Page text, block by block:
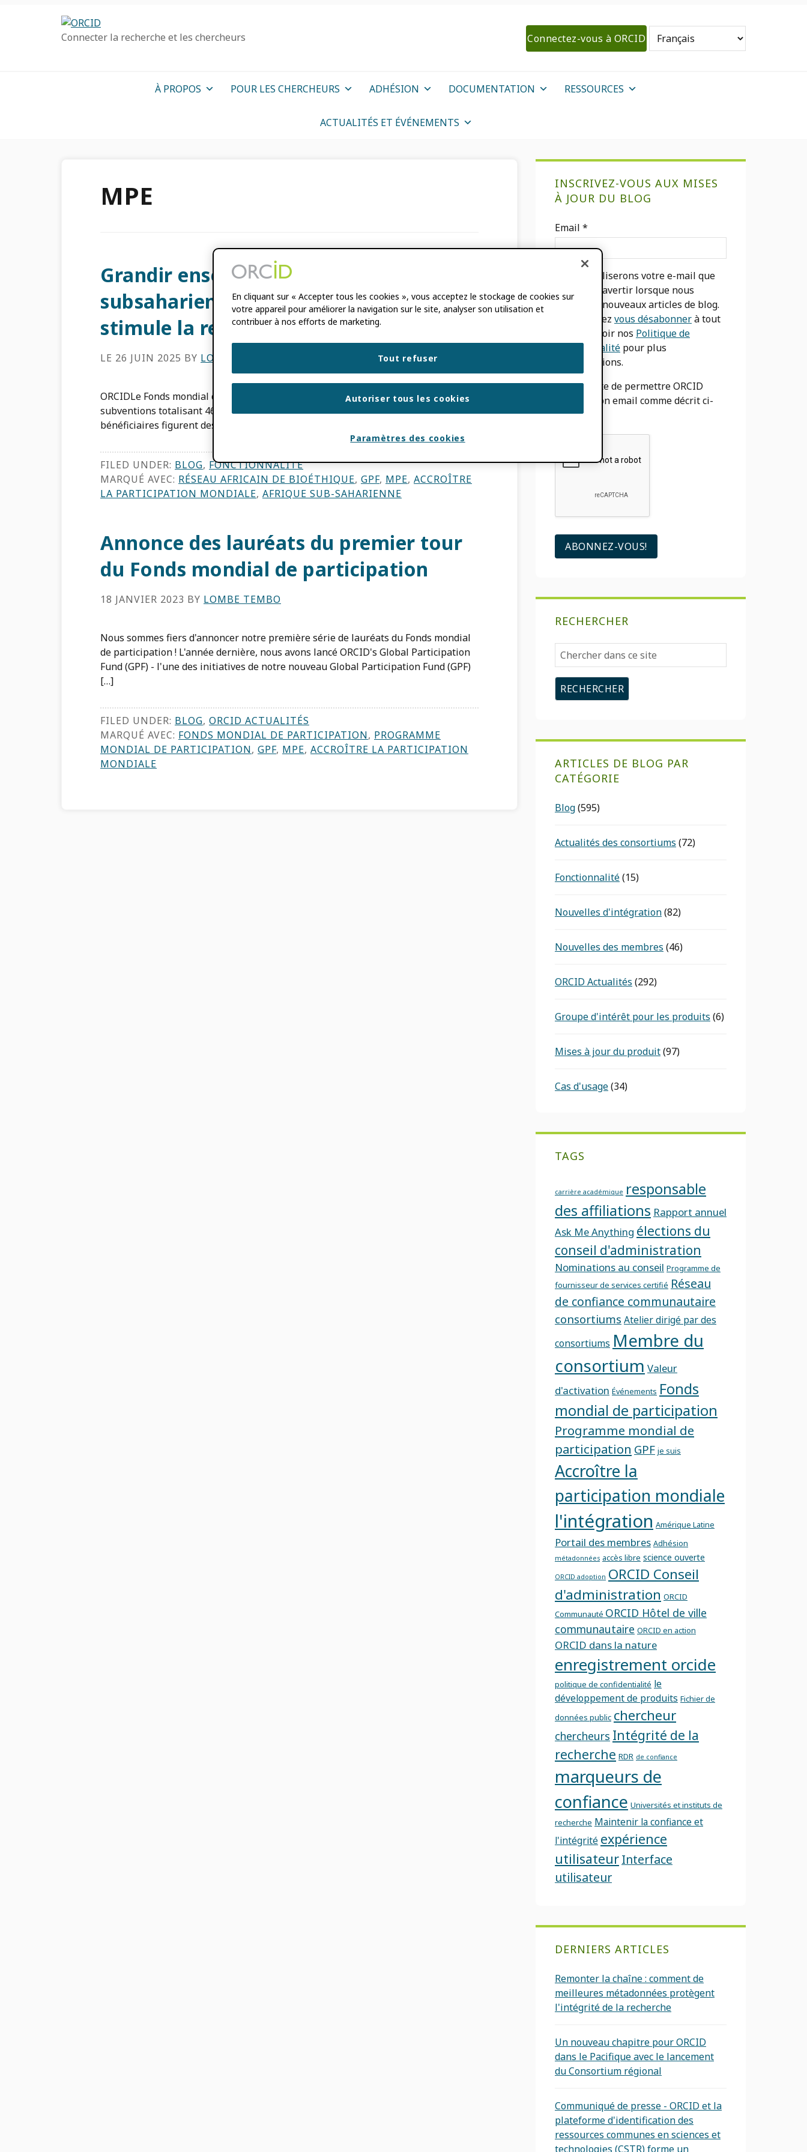
Connecter la recherche et les chercheurs Connectez-vous à ORCID
À PROPOS POUR LES CHERCHEURS ADHÉSION DOCUMENTATION RESSOURCES
ACTUALITÉS ET ÉVÉNEMENTS
MPE
Grandir ensemble en Afrique
subsaharienne : ORCID L'adoption
stimule la recherche en bioéthique
LE 26 JUIN 2025 BY LOMBE TEMBO
ORCIDLe Fonds mondial de participation, lancé en 2022, a distribué à ce jour 26
subventions totalisant 465,000 17 dollars à XNUMX pays du Sud. Parmi les
bénéficiaires figurent des organisations de pays à faible et moyen revenu […]
FILED UNDER: BLOG, FONCTIONNALITÉ
MARQUÉ AVEC: RÉSEAU AFRICAIN DE BIOÉTHIQUE, GPF, MPE, ACCROÎTRE
LA PARTICIPATION MONDIALE, AFRIQUE SUB-SAHARIENNE
Annonce des lauréats du premier tour
du Fonds mondial de participation
18 JANVIER 2023 BY LOMBE TEMBO
Nous sommes fiers d'annoncer notre première série de lauréats du Fonds mondial
de participation ! L'année dernière, nous avons lancé ORCID's Global Participation
Fund (GPF) - l'une des initiatives de notre nouveau Global Participation Fund (GPF)
[…]
FILED UNDER: BLOG, ORCID ACTUALITÉS
MARQUÉ AVEC: FONDS MONDIAL DE PARTICIPATION, PROGRAMME
MONDIAL DE PARTICIPATION, GPF, MPE, ACCROÎTRE LA PARTICIPATION
MONDIALE
latérale
primaire
INSCRIVEZ-VOUS AUX MISES
À JOUR DU BLOG
Email *
Nous n'utiliserons votre e-mail que
pour vous avertir lorsque nous
aurons de nouveaux articles de blog.
Vous pouvez vous désabonnerà tout
moment. Voir nos Politique de
confidentialité pour plus
d'informations.
J'accepte de permettre ORCID
utiliser mon email comme décrit ci-
dessus
RECHERCHER
Chercher
dans
ce
site
ARTICLES DE BLOG PAR
CATÉGORIE
Blog(595)
Actualités des consortiums (72)
Fonctionnalité(15)
Nouvelles d'intégration(82)
Nouvelles des membres (46)
ORCID Actualités (292)
Groupe d'intérêt pour les produits (6)
Mises à jour du produit(97)
Cas d'usage(34)
TAGS
carrière académique responsable
des affiliations Rapport annuel
Ask Me Anything élections du
conseil d'administration
Nominations au conseil Programme de
fournisseur de services certifié Réseau
de confiance communautaire
consortiums Atelier dirigé par des
consortiums Membre du
consortium Valeur
d'activation Événements Fonds
mondial de participation
Programme mondial de
participation GPF je suis
Accroître la
participation mondiale
l'intégration Amérique Latine
Portail des membres Adhésion
métadonnées accès libre science ouverte
ORCID adoption ORCID Conseil
d'administration ORCID
Communauté ORCID Hôtel de ville
communautaire ORCID en action
ORCID dans la nature
enregistrement orcide
politique de confidentialité le
développement de produits Fichier de
données public chercheur
chercheurs Intégrité de la
recherche RDR de confiance
marqueurs de
confiance Universités et instituts de
recherche Maintenir la confiance et
l'intégrité expérience
utilisateurInterface
utilisateur
DERNIERS ARTICLES
Remonter la chaîne : comment de
meilleures métadonnées protègent
l'intégrité de la recherche
Un nouveau chapitre pour ORCID
dans le Pacifique avec le lancement
du Consortium régional
Communiqué de presse - ORCID et la
plateforme d'identification des
ressources communes en sciences et
technologies (CSTR) forme un
En cliquant sur « Accepter tous les cookies », vous acceptez le stockage de cookies sur
votre appareil pour améliorer la navigation sur le site, analyser son utilisation et
contribuer à nos efforts de marketing.
Tout refuser
Autoriser tous les cookies
Paramètres des cookies